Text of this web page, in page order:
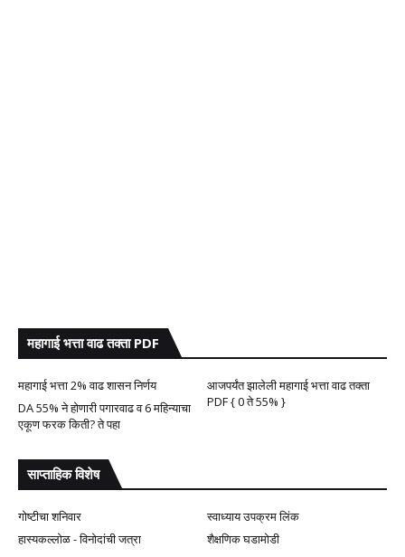
महागाई भत्ता वाढ तक्ता PDF
महागाई भत्ता 2% वाढ शासन निर्णय
आजपर्यंत झालेली महागाई भत्ता वाढ तक्ता
PDF { 0 ते 55% }
DA 55% ने होणारी पगारवाढ व 6 महिन्याचा
एकूण फरक किती? ते पहा
साप्ताहिक विशेष
गोष्टीचा शनिवार
स्वाध्याय उपक्रम लिंक
हास्यकल्लोळ - विनोदांची जत्रा
शैक्षणिक घडामोडी